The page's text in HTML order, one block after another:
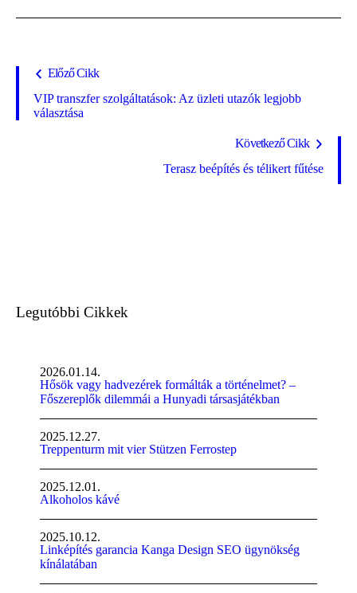
Előző Cikk
VIP transzfer szolgáltatások: Az üzleti utazók legjobb
választása
Következő Cikk
Terasz beépítés és télikert fűtése
Legutóbbi Cikkek
Hősök vagy hadvezérek formálták a történelmet? –
Főszereplők dilemmái a Hunyadi társasjátékban
2026.01.14.
Treppenturm mit vier Stützen Ferrostep
2025.12.27.
Alkoholos kávé
2025.12.01.
Linképítés garancia Kanga Design SEO ügynökség
kínálatában
2025.10.12.